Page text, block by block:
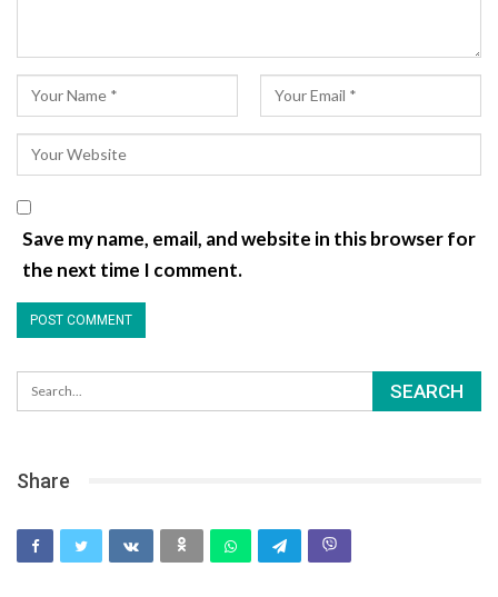
Save my name, email, and website in this browser for
the next time I comment.
Share